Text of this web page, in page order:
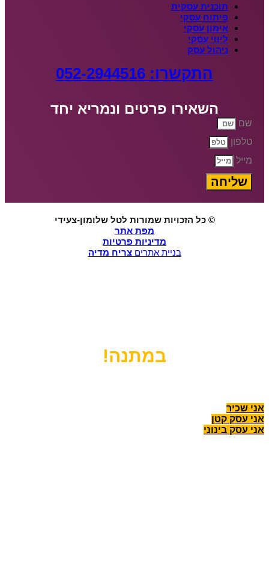
תוכנית עסקית
פיתוח עסקי
אימון עסקי
ליווי עסקי
ניהול עסק
התקשרו: 052-2944516
השאירו פרטים ונמריא יחד
שם
טלפון
מייל
שליחה
© כל הזכויות שמורות לטל שלומון-צעידי
מפת אתר
מדיניות פרטיות
בניית אתריםצריח מדיה
במתנה!
אני שכיר
אני עסק קטן
אני עסק בינוני